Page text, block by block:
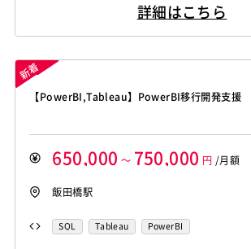
詳細はこちら
【PowerBI,Tableau】PowerBI移行開発支援
650,000 ～ 750,000 円 /月額
飯田橋駅
SQL Tableau PowerBI